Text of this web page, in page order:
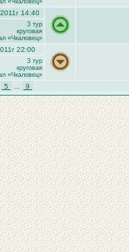
«Чкаловец»
14:40
3 тур
круговая
«Чкаловец»
22:00
3 тур
круговая
«Чкаловец»
5 9